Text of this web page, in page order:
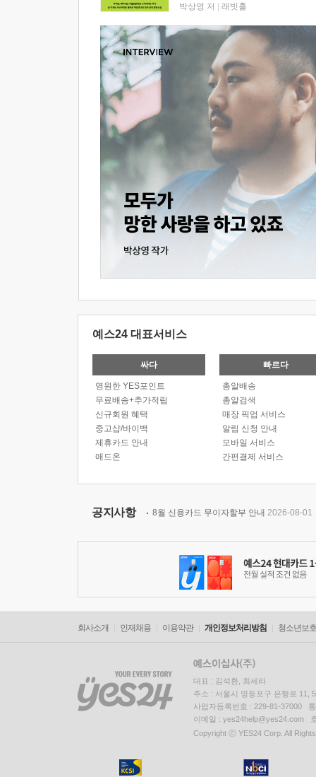
박상영 저 래빗홀
예스24 대표서비스
싸다
영원한 YES포인트
무료배송+추가적립
신규회원 혜택
중고샵/바이백
제휴카드 안내
애드온
빠르다
총알배송
총알검색
매장 픽업 서비스
알림 신청 안내
모바일 서비스
간편결제 서비스
공지사항 8월 신용카드 무이자할부 안내 2026-08-01
회사소개 인재채용 이용약관 개인정보처리방침 청소년보
대표 : 김석환, 최세라
주소 : 서울시 영등포구 은행로 11,
사업자등록번호 : 229-81-37000
이메일 : yes24help@yes24.com
Copyright ⓒ YES24 Corp. All